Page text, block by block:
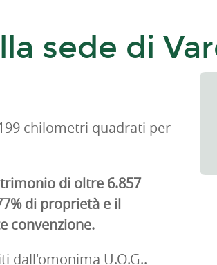
sede di
chilometri quadrati per
di oltre 6.857
di proprietà e il
convenzione.
dall'omonima U.O.G..